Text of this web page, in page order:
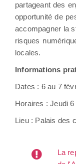
partageant des
opportunité de
accompagner la
risques
locales.
Informations
Dates : 6 au 7
Horaires : Jeudi
Lieu : Palais des
La